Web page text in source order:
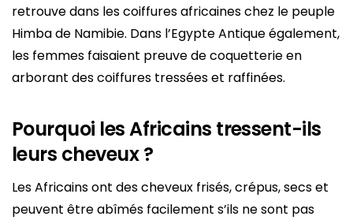
retrouve dans les coiffures africaines chez le peuple
Himba de Namibie. Dans l’Egypte Antique également,
les femmes faisaient preuve de coquetterie en
arborant des coiffures tressées et raffinées.
Pourquoi les Africains tressent-ils
leurs cheveux ?
Les Africains ont des cheveux frisés, crépus, secs et
peuvent être abîmés facilement s’ils ne sont pas